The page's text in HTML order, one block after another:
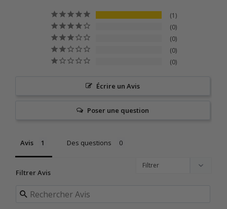
1
0
0
0
0
Écrire un Avis
Poser une question
Avis Des questions
Filtrer Avis